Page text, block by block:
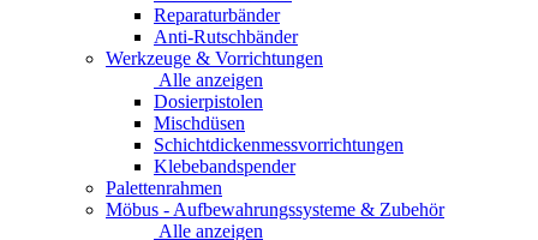
Reparaturbänder
Anti-Rutschbänder
Werkzeuge & Vorrichtungen
Alle anzeigen
Dosierpistolen
Mischdüsen
Schichtdickenmessvorrichtungen
Klebebandspender
Palettenrahmen
Möbus - Aufbewahrungssysteme & Zubehör
Alle anzeigen